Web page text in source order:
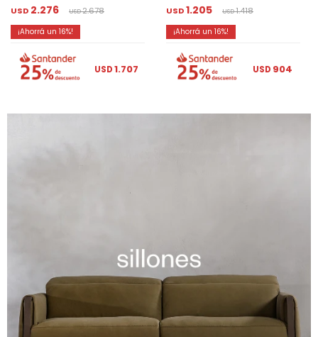
USD 2.276 USD2.678
16
USD1.707
USD1.205 USD1.418
16
USD 904